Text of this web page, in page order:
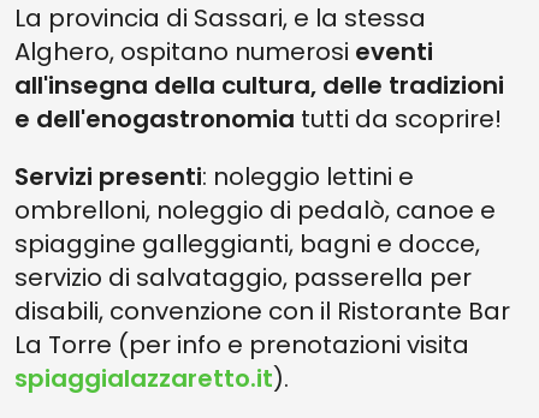
La provincia di Sassari, e la stessa
Alghero, ospitano numerosi eventi
all'insegna della cultura, delle tradizioni
e dell'enogastronomia tutti da scoprire!
Servizi presenti: noleggio lettini e
ombrelloni, noleggio di pedalò, canoe e
spiaggine galleggianti, bagni e docce,
servizio di salvataggio, passerella per
disabili, convenzione con il Ristorante Bar
La Torre (per info e prenotazioni visita
spiaggialazzaretto.it).